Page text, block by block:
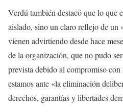
Verdú también destacó que lo que
aislado, sino un claro reflejo de un
vienen advirtiendo desde hace
de la organización, que no pudo
prevista debido al compromiso
estamos ante «la eliminación
derechos, garantías y libertades